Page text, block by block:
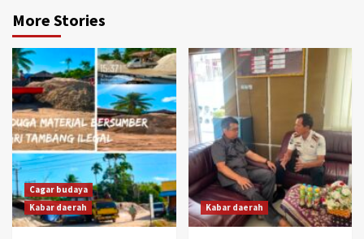
More Stories
Cagar budaya
Kabar daerah
Kabar daerah